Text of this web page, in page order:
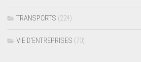
TRANSPORTS (224)
VIE D’ENTREPRISES (70)